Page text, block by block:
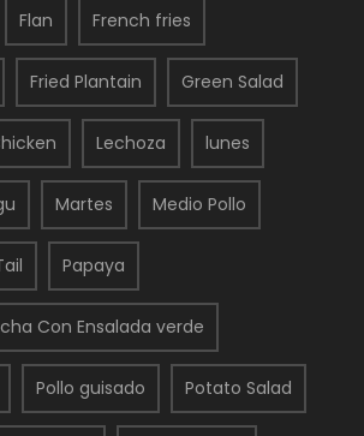
Flan French fries
Fried Plantain Green Salad
Lechoza lunes
Martes Medio Pollo
Papaya
Con Ensalada verde
Pollo guisado Potato Salad